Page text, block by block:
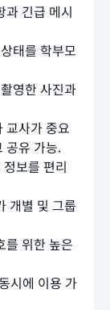
과 긴급 메시
태를 학부모
영한 사진과
교사가 중요
공유 가능.
보를 편리
개별 및 그룹
를 위한 높은
시에 이용 가